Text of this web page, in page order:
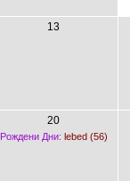
13
20
Рождени Дни: lebed (56)